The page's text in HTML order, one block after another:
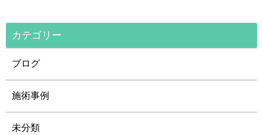
カテゴリー
ブログ
施術事例
未分類